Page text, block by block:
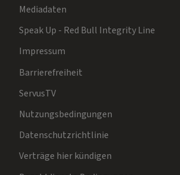
Mediadaten
Speak Up - Red Bull Integrity Line
Impressum
Barrierefreiheit
ServusTV
Nutzungsbedingungen
Datenschutzrichtlinie
Verträge hier kündigen